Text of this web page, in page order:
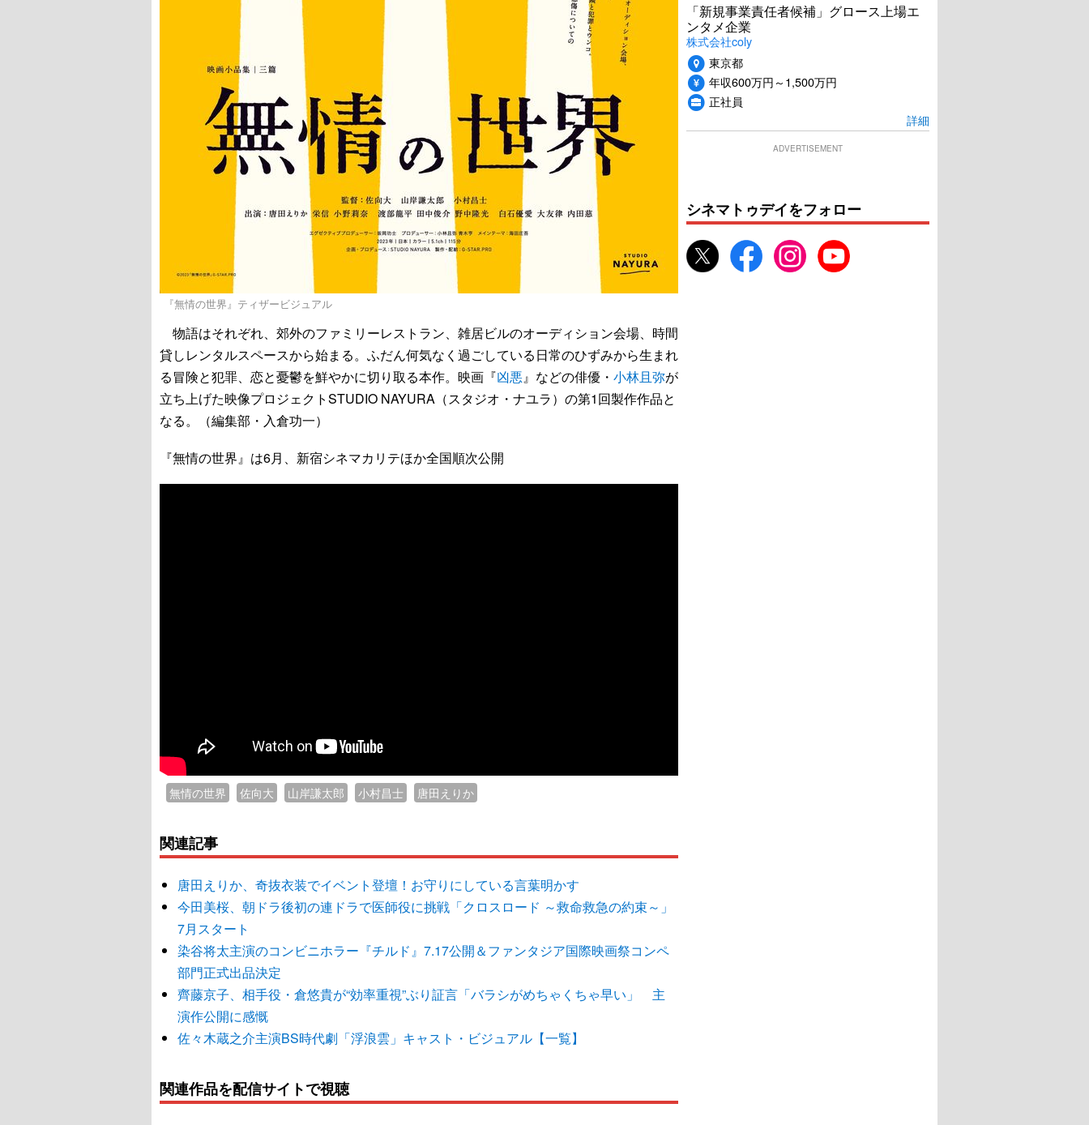
『無情の世界』ティザービジュアル
物語はそれぞれ、郊外のファミリーレストラン、雑居ビルのオーディション会場、時間
貸しレンタルスペースから始まる。ふだん何気なく過ごしている日常のひずみから生まれ
る冒険と犯罪、恋と憂鬱を鮮やかに切り取る本作。映画『凶悪』などの俳優・ 小林且弥が
立ち上げた映像プロジェクトSTUDIO NAYURA（スタジオ・ナユラ）の第1回製作作品と
なる。（編集部・入倉功一）
『無情の世界』は6月、新宿シネマカリテほか全国順次公開
無情の世界 佐向大 山岸謙太郎 小村昌士 唐田えりか
関連記事
唐田えりか、奇抜衣装でイベント登壇！お守りにしている言葉明かす
今田美桜、朝ドラ後初の連ドラで医師役に挑戦「クロスロード ～救命救急の約束～」
7月スタート
染谷将太主演のコンビニホラー『チルド』7.17公開＆ファンタジア国際映画祭コンペ
部門正式出品決定
齊藤京子、相手役・倉悠貴が“効率重視”ぶり証言「バラシがめちゃくちゃ早い」 主
演作公開に感慨
佐々木蔵之介主演BS時代劇「浮浪雲」キャスト・ビジュアル【一覧】
関連作品を配信サイトで視聴
「新規事業責任者候補」グロース上場エ
ンタメ企業
株式会社coly
東京都
年収600万円～1,500万円
正社員
詳細
ADVERTISEMENT
シネマトゥデイをフォロー